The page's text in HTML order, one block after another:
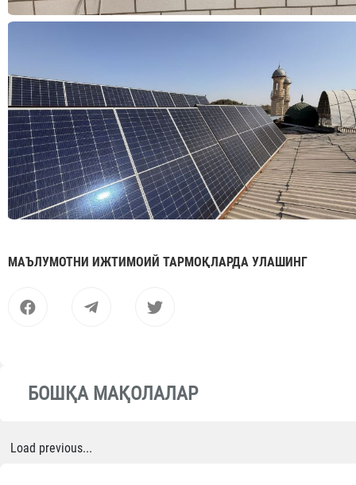
МАЪЛУМОТНИ ИЖТИМОИЙ ТАРМОҚЛАРДА УЛАШИНГ
БОШҚА МАҚОЛАЛАР
Load previous...